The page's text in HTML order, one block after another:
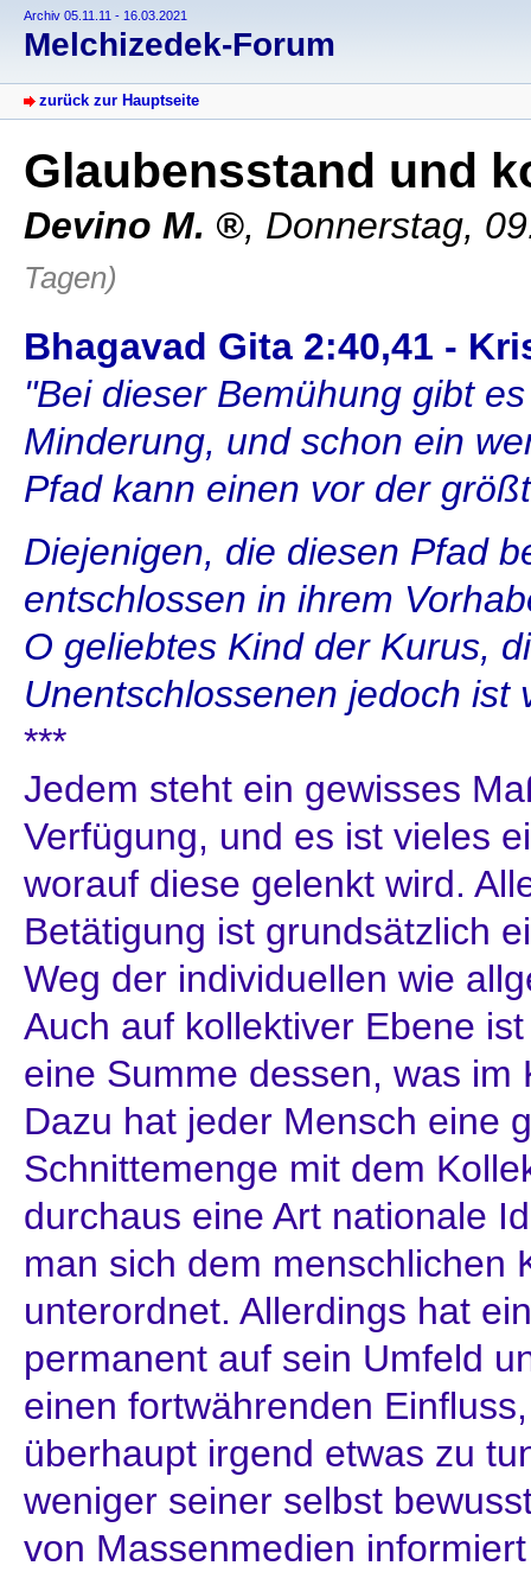
Archiv 05.11.11 - 16.03.2021
Melchizedek-Forum
zurück zur Hauptseite
Glaubensstand und
Devino M. , Donnerstag,
Tagen)
Bhagavad Gita 2:40,41 -
"Bei dieser Bemühung gibt
Minderung, und schon ein
Pfad kann einen vor der
Diejenigen, die diesen Pfad
entschlossen in ihrem
O geliebtes Kind der Kurus,
Unentschlossenen jedoch ist
***
Jedem steht ein gewisses
Verfügung, und es ist vieles
worauf diese gelenkt wird.
Betätigung ist grundsätzlich
Weg der individuellen wie
Auch auf kollektiver Ebene
eine Summe dessen, was im
Dazu hat jeder Mensch eine
Schnittemenge mit dem
durchaus eine Art nationale
man sich dem menschlichen
unterordnet. Allerdings hat
permanent auf sein Umfeld
einen fortwährenden
überhaupt irgend etwas zu
weniger seiner selbst
von Massenmedien